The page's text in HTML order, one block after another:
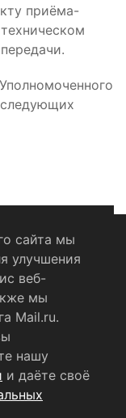
приёма-
данных
ТВ.
СМИ
сайта мы
улучшения
веб-
мы
Mail.ru.
нашу
и даёте своё